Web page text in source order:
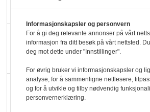
Slik
ølsalget
Færre varer,
hyller
Informasjonskapsler og personvern
For å gi deg relevante annonser på vårt
informasjon fra ditt besøk på vårt nettsted.
deg mot dette under "Innstillinger".
For øvrig bruker vi informasjonskapsler og
analyse, for å sammenligne nettlesere,
og for å utvikle og tilby nødvendig
personvernerklæring.